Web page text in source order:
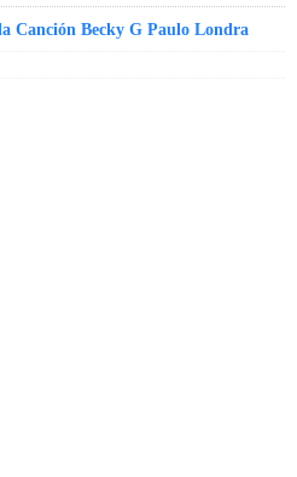
Canción Becky G Paulo Londra